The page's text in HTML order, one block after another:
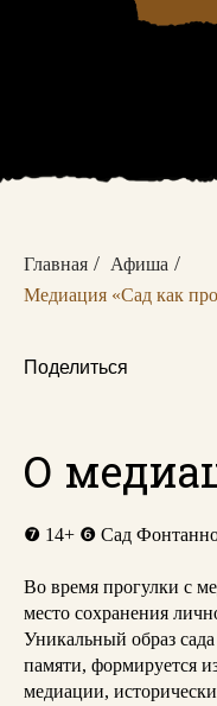
Главная / Афиша /
Медиация «Сад как
Поделиться
О
❼ 14+ ❻ Сад
Во время прогулки с
место сохранения
Уникальный образ
памяти, формируется
медиации,